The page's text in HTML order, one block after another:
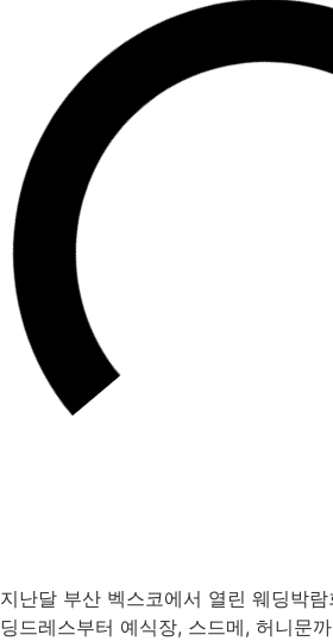
지난달 부산 벡스코에서 열린 웨딩박
딩드레스부터 예식장, 스드메, 허니문